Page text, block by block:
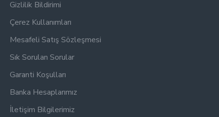
Gizlilik Bildirimi
Çerez Kullanımları
Mesafeli Satış Sözleşmesi
Sık Sorulan Sorular
Garanti Koşulları
Banka Hesaplarımız
İletişim Bilgilerimiz